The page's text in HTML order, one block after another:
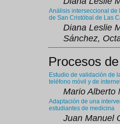
Análisis interseccional de
de San Cristóbal de Las
Diana Leslie
Sánchez,
Procesos
Estudio de validación de
teléfono móvil y de
Mario Alberto
Adaptación de una
estudiantes de medicina
Juan Manuel